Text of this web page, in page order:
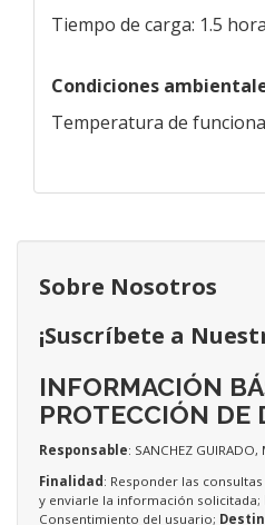
Tiempo de carga: 1.5
Condiciones
Temperatura de
Sobre Nosotros
¡Suscríbete a
INFORMACIÓN
PROTECCIÓN DE
Responsable: SANCHEZ GUIRADO,
Finalidad: Responder las
y enviarle la información solicitada;
Consentimiento del usuario;